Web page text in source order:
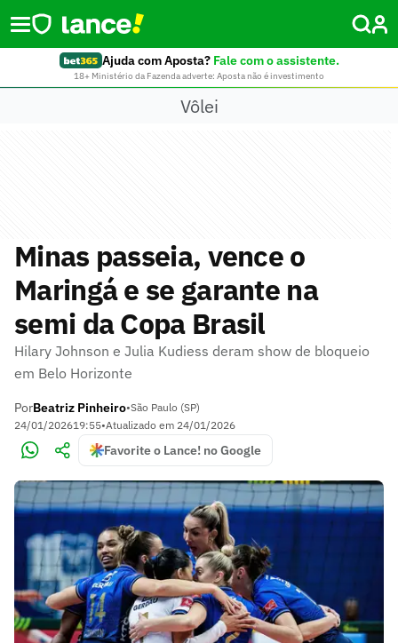
Ajuda com Aposta? Fale com o assistente.
18+ Ministério da Fazenda adverte: Aposta não é investimento
Vôlei
Minas passeia, vence o
Maringá e se garante na
semi da Copa Brasil
Hilary Johnson e Julia Kudiess deram show de bloqueio
em Belo Horizonte
PorBeatriz Pinheiro•São Paulo (SP)
24/01/202619:55•Atualizado em 24/01/2026
Favorite o Lance! no Google